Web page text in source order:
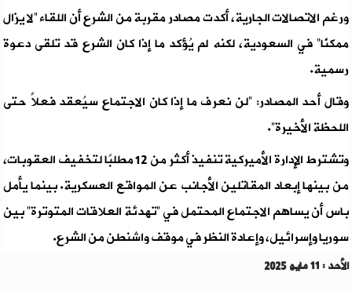
ورغم الاتصالات الجارية، أكدت مصادر مقربة من الشرع أن اللقاء “لا يزال
ممكنًا” في السعودية، لكنه لم يُؤكد ما إذا كان الشرع قد تلقى دعوة
رسمية.
وقال أحد المصادر: “لن نعرف ما إذا كان الاجتماع سيُعقد فعلاً حتى
اللحظة الأخيرة”.
وتشترط الإدارة الأميركية تنفيذ أكثر من 12 مطلبًا لتخفيف العقوبات،
من بينها إبعاد المقاتلين الأجانب عن المواقع العسكرية. بينما يأمل
باس أن يساهم الاجتماع المحتمل في “تهدئة العلاقات المتوترة” بين
سوريا وإسرائيل، وإعادة النظر في موقف واشنطن من الشرع.
الأحد : 11 مايو 2025